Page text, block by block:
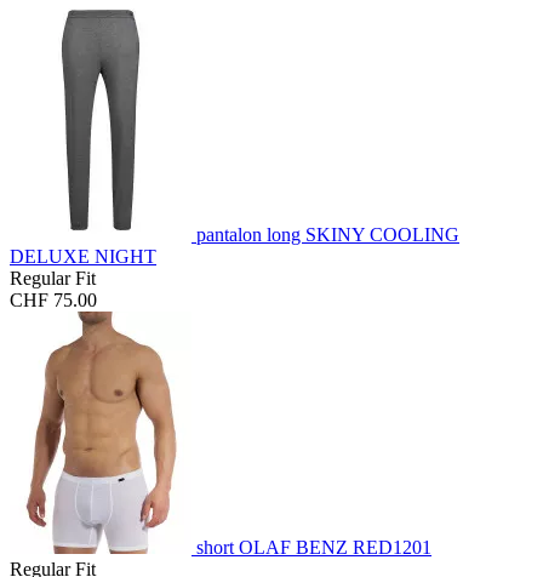
pantalon long SKINY COOLING
DELUXE NIGHT
Regular Fit
CHF 75.00
short OLAF BENZ RED1201
Regular Fit